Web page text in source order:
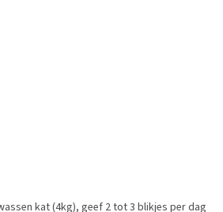
kat (4kg), geef 2 tot 3 blikjes per dag